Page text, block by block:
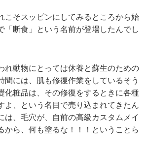
こそスッピンにしてみるところから始
「断食」という名前が登場したんでし
れ動物にとっては休養と蘇生のための
間には、肌も修復作業をしているそう
化粧品は、その修復をするときに各種
よ、という名目で売り込まれてきたん
は、毛穴が、自前の高級カスタムメイ
から、何も塗るな！！！ということら